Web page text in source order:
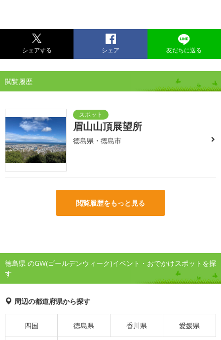
シェアする シェア 友だちに送る
閲覧履歴
眉山山頂展望所
徳島県・徳島市
閲覧履歴をもっと見る
徳島県 のGW(ゴールデンウィーク)イベント・おでかけスポットを探
す
周辺の都道府県から探す
四国 徳島県 香川県 愛媛県